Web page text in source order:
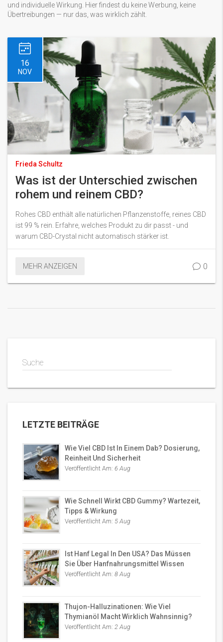
und individuelle Wirkung. Hier findest du keine Werbung, keine
Übertreibungen — nur das, was wirklich zählt.
16
NOV
Frieda Schultz
Was ist der Unterschied zwischen
rohem und reinem CBD?
Rohes CBD enthält alle natürlichen Pflanzenstoffe, reines CBD
ist 99 % rein. Erfahre, welches Produkt zu dir passt - und
warum CBD-Crystal nicht automatisch stärker ist.
MEHR ANZEIGEN 0
Suche
LETZTE BEITRÄGE
Wie Viel CBD Ist In Einem Dab? Dosierung,
Reinheit Und Sicherheit
Veröffentlicht Am: 6 Aug
Wie Schnell Wirkt CBD Gummy? Wartezeit,
Tipps & Wirkung
Veröffentlicht Am: 5 Aug
Ist Hanf Legal In Den USA? Das Müssen
Sie Über Hanfnahrungsmittel Wissen
Veröffentlicht Am: 8 Aug
Thujon-Halluzinationen: Wie Viel
Thymianöl Macht Wirklich Wahnsinnig?
Veröffentlicht Am: 2 Aug